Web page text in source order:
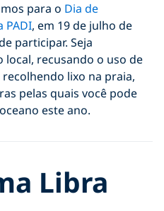
para o Dia de
PADI, em 19 de julho de
participar. Seja
recusando o uso de
lixo na praia,
pelas quais você pode
este ano.
Libra